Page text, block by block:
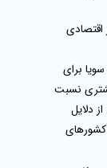
برای
نسبت
دلایل
کشورهای